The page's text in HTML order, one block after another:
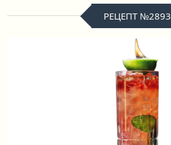
РЕЦЕПТ №2893